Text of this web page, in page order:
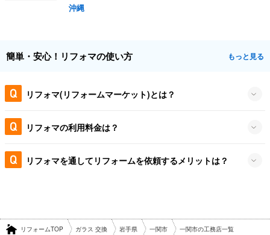
沖縄
簡単・安心！リフォマの使い方 もっと見る
リフォマ(リフォームマーケット)とは？
リフォマの利用料金は？
リフォマを通してリフォームを依頼するメリットは？
リフォームTOP ガラス 交換 岩手県 一関市 一関市の工務店一覧